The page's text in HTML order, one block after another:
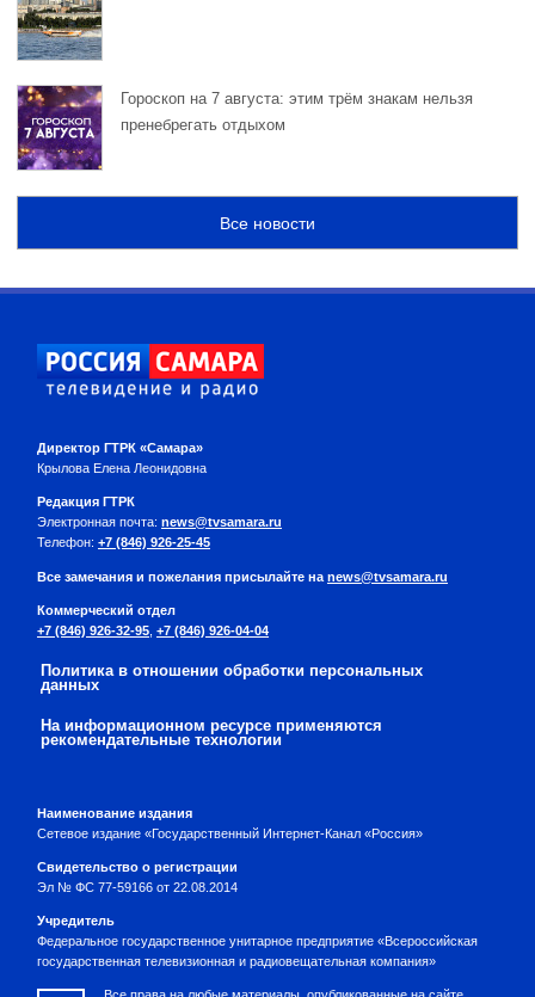
Гороскоп на 7 августа: этим трём знакам нельзя
пренебрегать отдыхом
Все новости
Директор ГТРК «Самара»
Крылова Елена Леонидовна
Редакция ГТРК
Электронная почта: news@tvsamara.ru
Телефон: +7 (846) 926-25-45
Все замечания и пожелания присылайте на news@tvsamara.ru
Коммерческий отдел
+7 (846) 926-32-95 +7 (846) 926-04-04
Политика в отношении обработки персональных
данных
На информационном ресурсе применяются
рекомендательные технологии
Наименование издания
Сетевое издание «Государственный Интернет-Канал «Россия»
Свидетельство о регистрации
Эл № ФС 77-59166 от 22.08.2014
Учредитель
Федеральное государственное унитарное предприятие «Всероссийская
государственная телевизионная и радиовещательная компания»